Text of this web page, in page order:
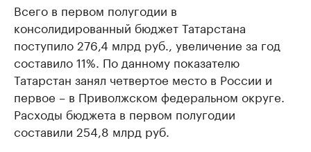
Всего в первом полугодии в
консолидированный бюджет Татарстана
поступило 276,4 млрд руб., увеличение за год
составило 11%. По данному показателю
Татарстан занял четвертое место в России и
первое – в Приволжском федеральном округе.
Расходы бюджета в первом полугодии
составили 254,8 млрд руб.